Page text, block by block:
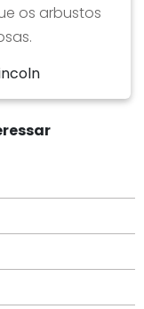
os arbustos